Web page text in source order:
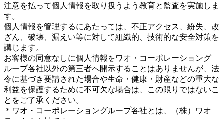
注意を払って個人情報を取り扱うよう教育と監査を実施しま
す。
個人情報を管理するにあたっては、不正アクセス、紛失、改
ざん、破壊、漏えい等に対して組織的、技術的な安全対策を
講じます。
お客様の同意なしに個人情報をワオ・コーポレーショング
ループ各社以外の第三者へ開示することはありませんが、法
令に基づき要請された場合や生命・健康・財産などの重大な
利益を保護するために不可欠な場合は、この限りではないこ
とをご了承ください。
＊ワオ・コーポレーショングループ各社とは、（株）ワオ